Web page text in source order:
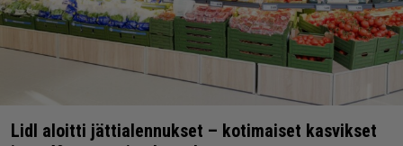
Lidl aloitti jättialennukset – kotimaiset kasvikset